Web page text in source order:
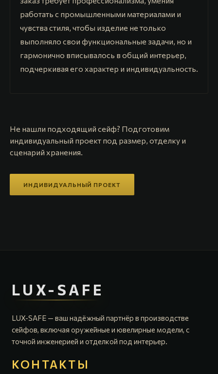
работать с промышленными материалами и
чувства стиля, чтобы изделие не только
выполняло свои функциональные задачи, но и
гармонично вписывалось в общий интерьер,
подчеркивая его характер и индивидуальность.
Не нашли подходящий сейф? Подготовим
индивидуальный проект под размер, отделку и
сценарий хранения.
ИНДИВИДУАЛЬНЫЙ ПРОЕКТ
LUX-SAFE
LUX-SAFE — ваш надёжный партнёр в производстве
сейфов, включая оружейные и ювелирные модели, с
точной инженерией и отделкой под интерьер.
КОНТАКТЫ